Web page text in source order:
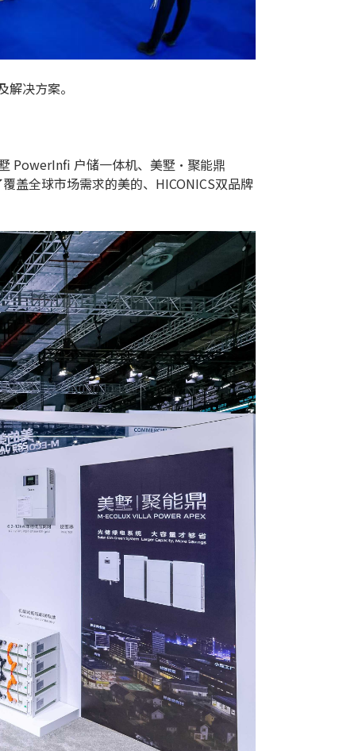
决方案。
PowerInfi 户储一体机、美墅·聚能鼎
盖全球市场需求的美的、HICONICS双品牌